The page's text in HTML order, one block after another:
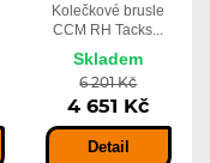
Kolečkové brusle
CCM RH Tacks...
Skladem
6 201 Kč
4 651 Kč
Detail